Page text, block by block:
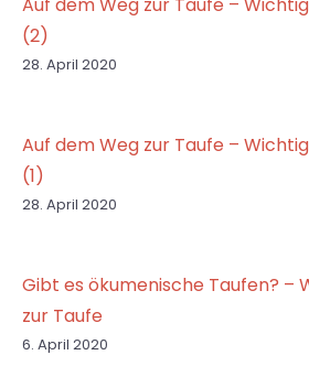
(2)
28. April 2020
Auf dem Weg zur Taufe –
(1)
28. April 2020
Gibt es ökumenische Taufen? –
zur Taufe
6. April 2020